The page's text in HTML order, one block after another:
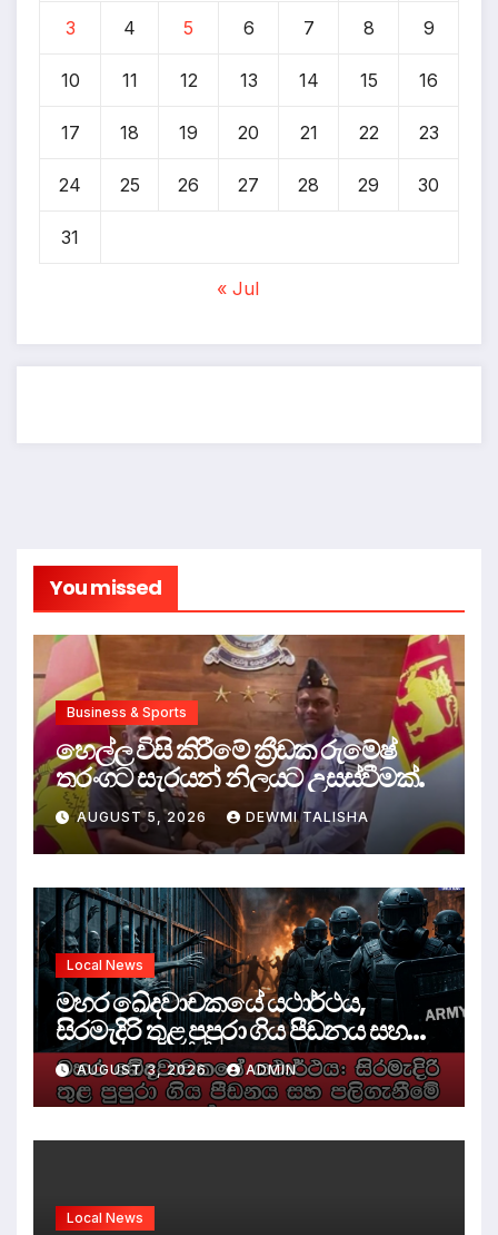
3 4 5 6 7 8 9
10 11 12 13 14 15 16
17 18 19 20 21 22 23
24 25 26 27 28 29 30
31
« Jul
You missed
Business & Sports
හෙල්ල විසි කිරීමේ ක්‍රීඩක රුමේෂ්
තරංගට සැරයන් නිලයට උසස්වීමක්.
AUGUST 5, 2026 DEWMI TALISHA
Local News
මහර ඛේදවාචකයේ යථාර්ථය,
සිරමැදිරි තුළ පුපුරා ගිය පීඩනය සහ
පලිගැනීමේ දේශපාලනය
AUGUST 3, 2026 ADMIN
Local News